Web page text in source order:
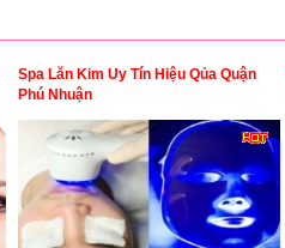
Spa Lăn Kim Uy Tín Hiệu Qủa Quận
Phú Nhuận